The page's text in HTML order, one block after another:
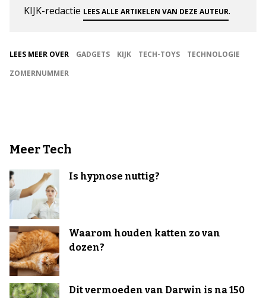
KIJK-redactie LEES ALLE ARTIKELEN VAN DEZE AUTEUR.
LEES MEER OVER GADGETS KIJK TECH-TOYS
TECHNOLOGIE
ZOMERNUMMER
Meer Tech
Is hypnose nuttig?
Waarom houden katten zo van
dozen?
Dit vermoeden van Darwin is na 150